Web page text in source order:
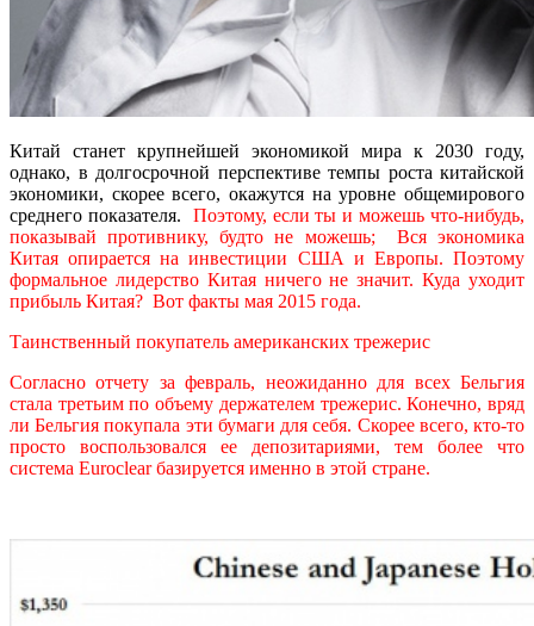
Китай станет крупнейшей экономикой мира к 2030 году,
однако, в долгосрочной перспективе темпы роста китайской
экономики, скорее всего, окажутся на уровне общемирового
среднего показателя. Поэтому, если ты и можешь что-нибудь,
показывай противнику, будто не можешь; Вся экономика
Китая опирается на инвестиции США и Европы. Поэтому
формальное лидерство Китая ничего не значит. Куда уходит
прибыль Китая? Вот факты мая 2015 года.
Таинственный покупатель американских трежерис
Согласно отчету за февраль, неожиданно для всех Бельгия
стала третьим по объему держателем трежерис. Конечно, вряд
ли Бельгия покупала эти бумаги для себя. Скорее всего, кто-то
просто воспользовался ее депозитариями, тем более что
система Euroclear базируется именно в этой стране.